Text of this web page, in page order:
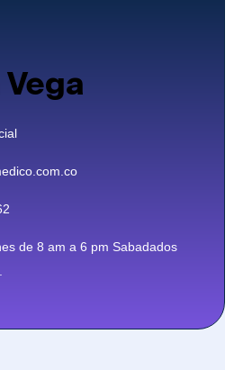
de 8 am a 6 pm Sabadados